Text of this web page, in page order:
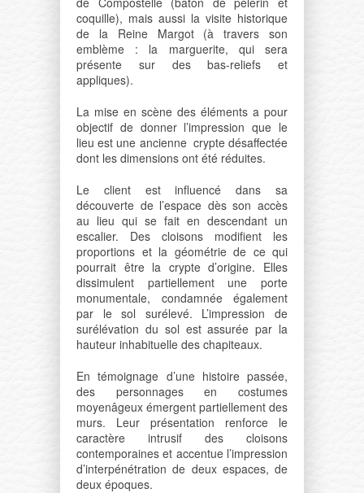
coquille), mais aussi la visite historique
de la Reine Margot (à travers son
emblème : la marguerite, qui sera
présente sur des bas-reliefs et
appliques).
La mise en scène des éléments a pour
objectif de donner l’impression que le
lieu est une ancienne crypte désaffectée
dont les dimensions ont été réduites.
Le client est influencé dans sa
découverte de l’espace dès son accès
au lieu qui se fait en descendant un
escalier. Des cloisons modifient les
proportions et la géométrie de ce qui
pourrait être la crypte d’origine. Elles
dissimulent partiellement une porte
monumentale, condamnée également
par le sol surélevé. L’impression de
surélévation du sol est assurée par la
hauteur inhabituelle des chapiteaux.
En témoignage d’une histoire passée,
des personnages en costumes
moyenâgeux émergent partiellement des
murs. Leur présentation renforce le
caractère intrusif des cloisons
contemporaines et accentue l’impression
d’interpénétration de deux espaces, de
deux époques.